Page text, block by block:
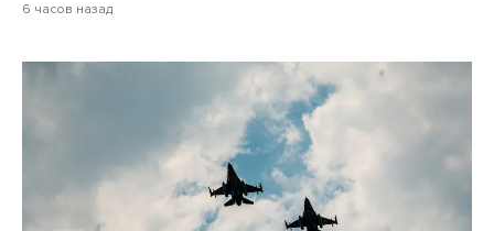
6 часов назад